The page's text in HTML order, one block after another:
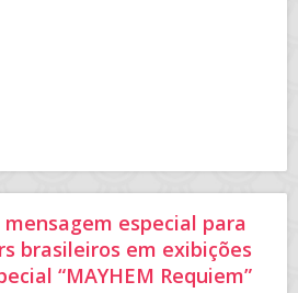
mensagem especial para
brasileiros em exibições
“MAYHEM Requiem”